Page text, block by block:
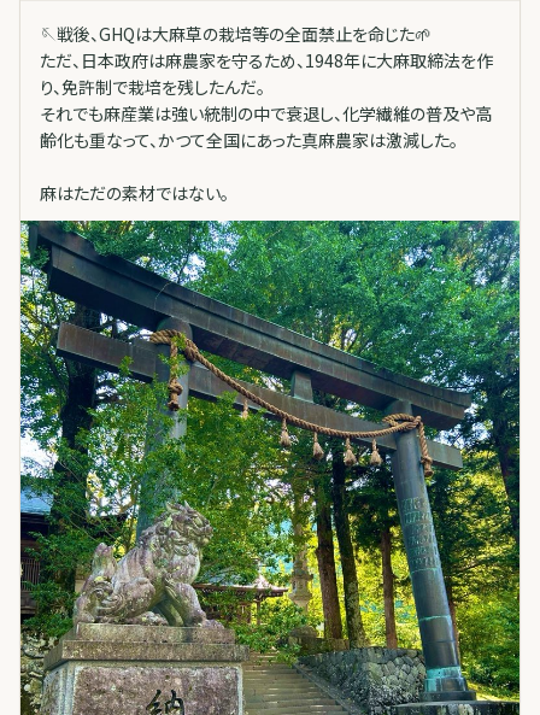
🪡戦後、GHQは大麻草の栽培等の全面禁止を命じた🌱
ただ、日本政府は麻農家を守るため、1948年に大麻取締法を作
り、免許制で栽培を残したんだ。
それでも麻産業は強い統制の中で衰退し、化学繊維の普及や高
齢化も重なって、かつて全国にあった真麻農家は激減した。
麻はただの素材ではない。